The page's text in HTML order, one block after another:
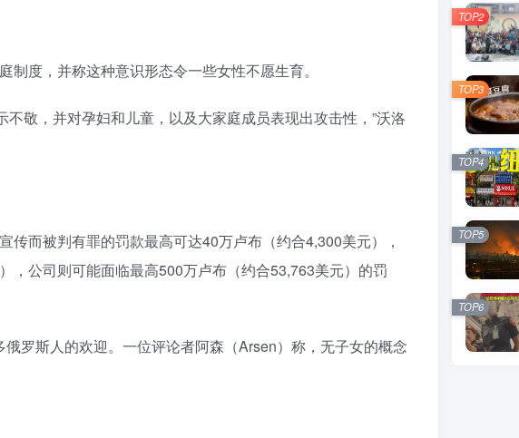
制度，并称这种意识形态令一些女性不愿生育。
敬，并对孕妇和儿童，以及大家庭成员表现出攻击性，”沃洛
传而被判有罪的罚款最高可达40万卢布（约合4,300美元），
，公司则可能面临最高500万卢布（约合53,763美元）的罚
罗斯人的欢迎。一位评论者阿森（Arsen）称，无子女的概念
TOP2
TOP3
TOP4
TOP5
TOP6